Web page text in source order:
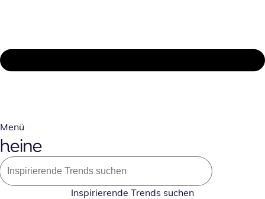
Menü
Inspirierende Trends suchen